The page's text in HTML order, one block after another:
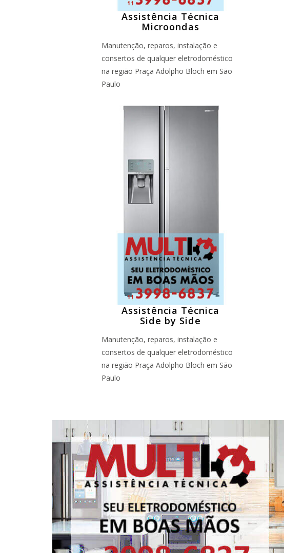
Assistência Técnica
Microondas
Manutenção, reparos, instalação e
consertos de qualquer eletrodoméstico
na região Praça Adolpho Bloch em São
Paulo
Assistência Técnica
Side by Side
Manutenção, reparos, instalação e
consertos de qualquer eletrodoméstico
na região Praça Adolpho Bloch em São
Paulo